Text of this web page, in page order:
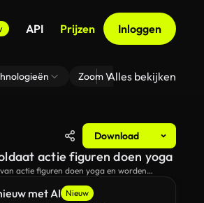
API Prijzen Inloggen
Zoom Virtuele
Alles bekijken
Download
met AI Nieuw
actie figuren doen yoga
actie figuren doen yoga en worden